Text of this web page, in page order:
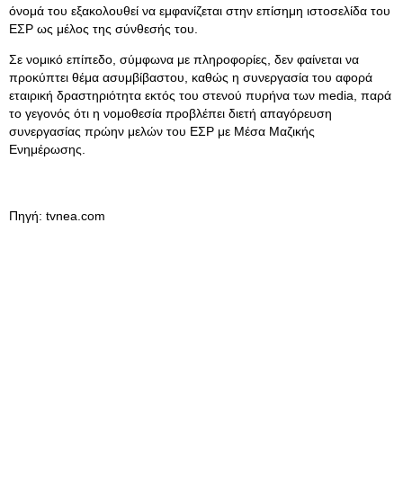
όνομά του εξακολουθεί να εμφανίζεται στην επίσημη ιστοσελίδα του
ΕΣΡ ως μέλος της σύνθεσής του.
Σε νομικό επίπεδο, σύμφωνα με πληροφορίες, δεν φαίνεται να
προκύπτει θέμα ασυμβίβαστου, καθώς η συνεργασία του αφορά
εταιρική δραστηριότητα εκτός του στενού πυρήνα των media, παρά
το γεγονός ότι η νομοθεσία προβλέπει διετή απαγόρευση
συνεργασίας πρώην μελών του ΕΣΡ με Μέσα Μαζικής
Ενημέρωσης.
Πηγή: tvnea.com